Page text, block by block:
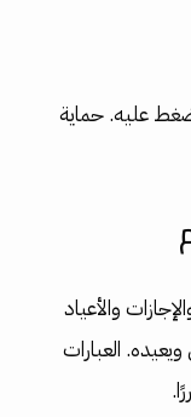
عليه. حماية
والأعياد
العبارات